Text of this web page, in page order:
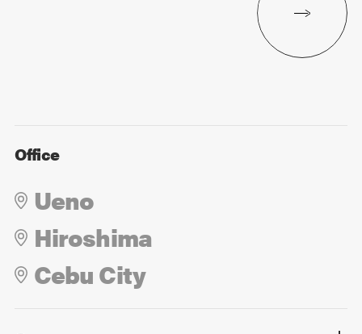
Office
Ueno
Hiroshima
Cebu City